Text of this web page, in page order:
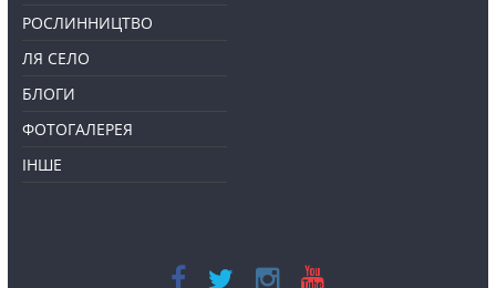
РОСЛИННИЦТВО
ЛЯ СЕЛО
БЛОГИ
ФОТОГАЛЕРЕЯ
ІНШЕ